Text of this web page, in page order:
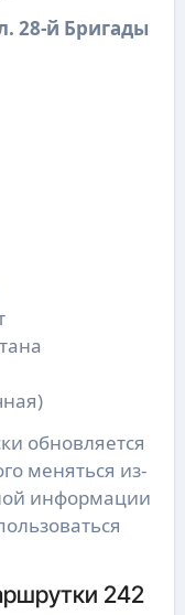
28-й Бригады
обновляется
меняться из-
информации
242